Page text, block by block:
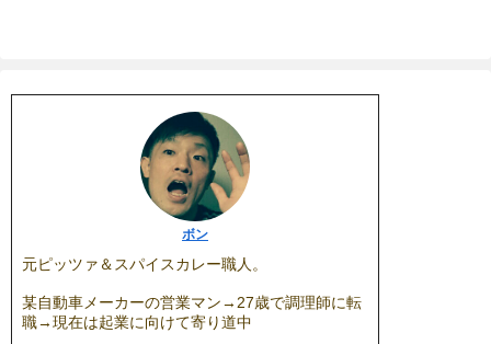
ボン
元ピッツァ＆スパイスカレー職人。
某自動車メーカーの営業マン→27歳で調理師に転
職→現在は起業に向けて寄り道中